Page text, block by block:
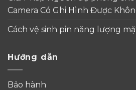
Camera Có Ghi Hình Được
Cách vệ sinh pin năng lượng
Hướng dẫn
Bảo hành